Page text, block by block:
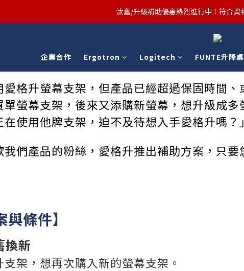
汰舊/升級補助優惠熱烈進行中！符合資
汰舊/升級補助優惠熱烈進行中！符合資
Ergotron x FUNTE 強強聯手，桌面優
汰舊/升級補助優惠熱烈進行中！符合資
企業合作
Ergotron Logitech FUNTE升降桌
愛格升螢幕支架，但產品已經超過保固時間
單螢幕支架，後來又添購新螢幕，想升級成多
在使用他牌支架，迫不及待想入手愛格升嗎？」
我們產品的粉絲，愛格升推出補助方案，只
與條件】
換新
架，想再次購入新的螢幕支架。